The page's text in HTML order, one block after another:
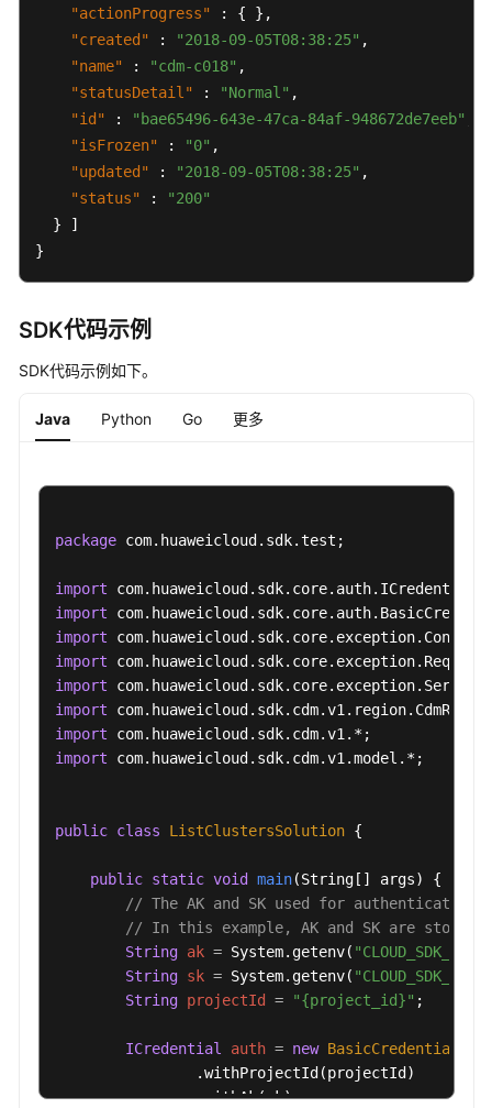
"actionProgress"
: { } ,
"created"
: "2018-09-05T08:38:25" ,
"name"
: "cdm-c018" ,
"statusDetail"
: "Normal" ,
"id"
: "bae65496-643e-47ca-84af-948672de7eeb"
"isFrozen"
: "0" ,
"updated"
: "2018-09-05T08:38:25" ,
"status"
:
"200"
}
]
}
SDK代码示例
SDK代码示例如下。
Java Python Go 更多
package com.huaweicloud.sdk.test;
import
import
import
import
import
import
import
import com.huaweicloud.sdk.cdm.v1.model.*;
public class ListClustersSolution {
public static void main(String[] args)
{
// The AK and SK used for
// In this example, AK and SK are stored
String ak = System.getenv( "CLOUD_SDK_AK"
String sk = System.getenv( "CLOUD_SDK_SK"
String projectId = "{project_id}" ;
ICredential auth = new BasicCredentials
                .withProjectId(projectId)
                .withAk(ak)